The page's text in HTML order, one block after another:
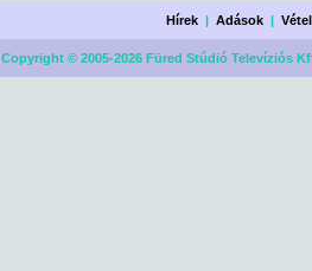
Hírek |Adások |
© 2005-2026 Füred Stúdió Televíziós